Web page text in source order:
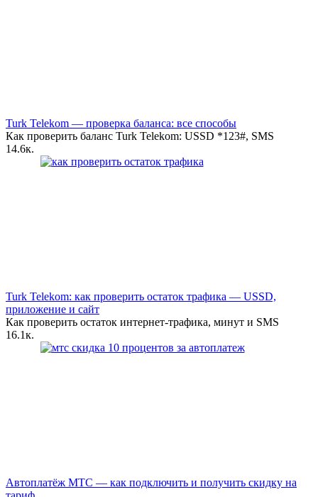
Turk Telekom — проверка баланса: все способы
Как проверить баланс Turk Telekom: USSD *123#, SMS
14.6к.
Turk Telekom: как проверить остаток трафика — USSD,
приложение и сайт
Как проверить остаток интернет-трафика, минут и SMS
16.1к.
Автоплатёж МТС — как подключить и получить скидку на